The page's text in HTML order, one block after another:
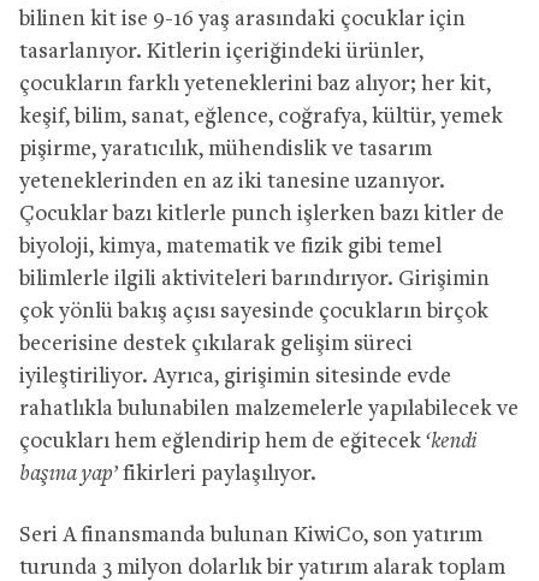
bilinen kit ise 9-16 yaş arasındaki çocuklar için
tasarlanıyor. Kitlerin içeriğindeki ürünler,
çocukların farklı yeteneklerini baz alıyor; her kit,
keşif, bilim, sanat, eğlence, coğrafya, kültür, yemek
pişirme, yaratıcılık, mühendislik ve tasarım
yeteneklerinden en az iki tanesine uzanıyor.
Çocuklar bazı kitlerle punch işlerken bazı kitler de
biyoloji, kimya, matematik ve fizik gibi temel
bilimlerle ilgili aktiviteleri barındırıyor. Girişimin
çok yönlü bakış açısı sayesinde çocukların birçok
becerisine destek çıkılarak gelişim süreci
iyileştiriliyor. Ayrıca, girişimin sitesinde evde
rahatlıkla bulunabilen malzemelerle yapılabilecek ve
çocukları hem eğlendirip hem de eğitecek ‘kendi
başına yap’ fikirleri paylaşılıyor.
Seri A finansmanda bulunan KiwiCo, son yatırım
turunda 3 milyon dolarlık bir yatırım alarak toplam